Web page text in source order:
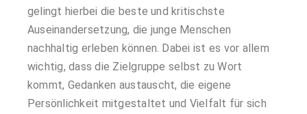
gelingt hierbei die beste und kritischste
Auseinandersetzung, die junge Menschen
nachhaltig erleben können. Dabei ist es vor allem
wichtig, dass die Zielgruppe selbst zu Wort
kommt, Gedanken austauscht, die eigene
Persönlichkeit mitgestaltet und Vielfalt für sich